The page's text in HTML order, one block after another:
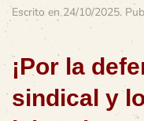
Escrito en24/10/2025.
¡Por la
sindical y